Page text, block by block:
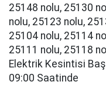
25148 nolu, 25130
nolu, 25123 nolu,
25104 nolu, 25114
25111 nolu, 25118
Elektrik Kesintisi
09:00 Saatinde